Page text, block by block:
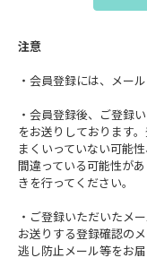
注意
・会員登録には、メー
・会員登録後、ご登録
をお送りしております
まくいっていない可能
間違っている可能性が
きを行ってください。
・ご登録いただいたメ
お送りする登録確認の
逃し防止メール等をお